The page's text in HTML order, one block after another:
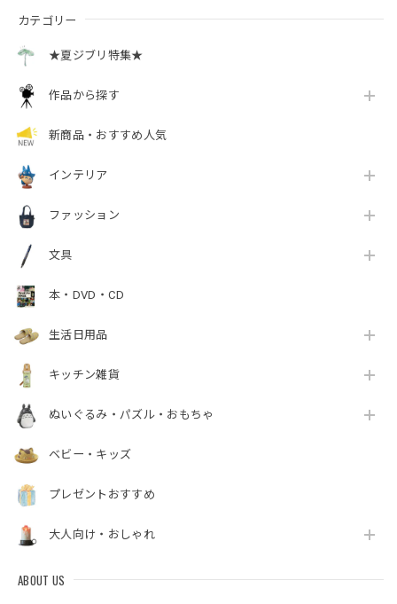
カテゴリー
★夏ジブリ特集★
作品から探す
新商品・おすすめ人気
インテリア
ファッション
文具
本・DVD・CD
生活日用品
キッチン雑貨
ぬいぐるみ・パズル・おもちゃ
ベビー・キッズ
プレゼントおすすめ
大人向け・おしゃれ
ABOUT US